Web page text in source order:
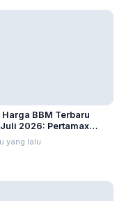
BBM Terbaru
Juli 2026: Pertamax
dan Pertamina
yang lalu